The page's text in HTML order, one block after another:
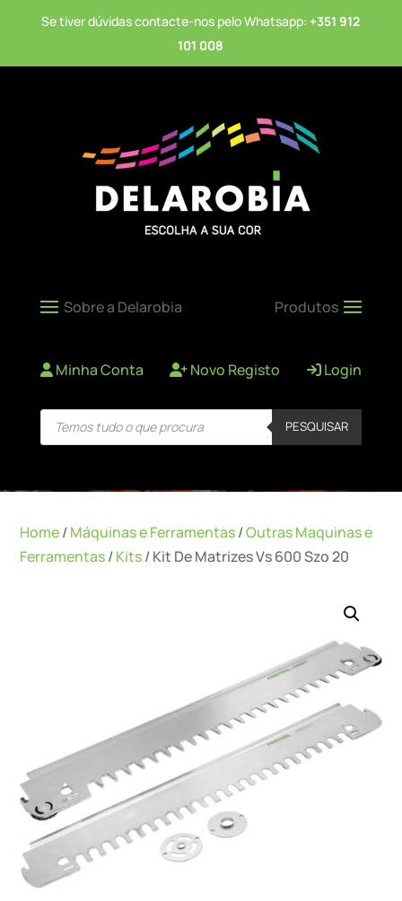
Se tiver dúvidas contacte-nos pelo Whatsapp: +351 912
101 008
Minha Conta Novo Registo Login
Products
search PESQUISAR
Home/Máquinas e Ferramentas/Outras Maquinas e
Ferramentas/Kits/ Kit De Matrizes Vs 600 Szo 20